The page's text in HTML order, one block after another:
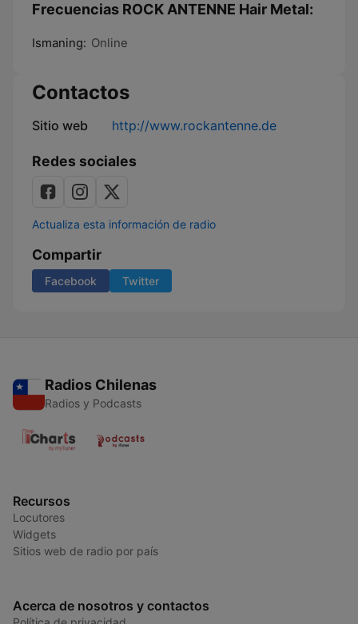
Frecuencias ROCK ANTENNE Hair Metal:
Ismaning: Online
Contactos
Sitio web http://www.rockantenne.de
Redes sociales
Actualiza esta información de radio
Compartir
Facebook Twitter
Radios Chilenas
Radios y Podcasts
Recursos
Locutores
Widgets
Sitios web de radio por país
Acerca de nosotros y contactos